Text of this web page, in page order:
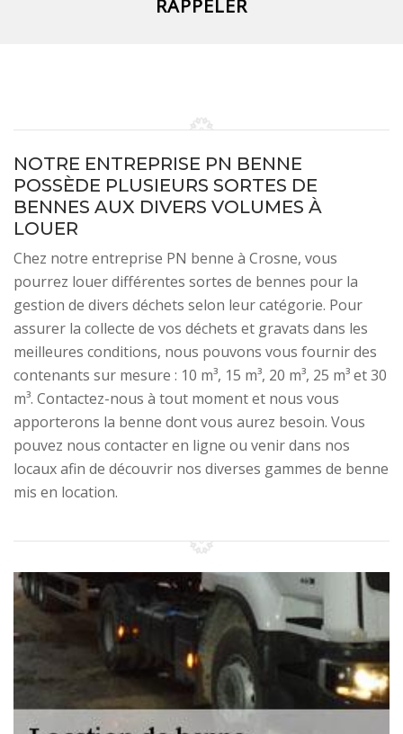
NOTRE ENTREPRISE PN BENNE
POSSÈDE PLUSIEURS SORTES DE
BENNES AUX DIVERS VOLUMES À
LOUER
Chez notre entreprise PN benne à Crosne, vous
pourrez louer différentes sortes de bennes pour la
gestion de divers déchets selon leur catégorie. Pour
assurer la collecte de vos déchets et gravats dans les
meilleures conditions, nous pouvons vous fournir des
contenants sur mesure : 10 m³, 15 m³, 20 m³, 25 m³ et 30
m³. Contactez-nous à tout moment et nous vous
apporterons la benne dont vous aurez besoin. Vous
pouvez nous contacter en ligne ou venir dans nos
locaux afin de découvrir nos diverses gammes de benne
mis en location.